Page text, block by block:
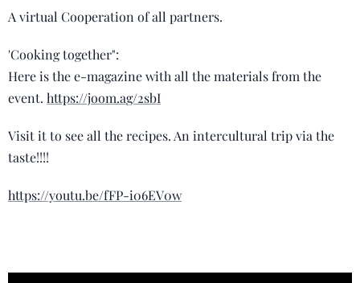
A virtual Cooperation of all partners.
'Cooking together":
Here is the e-magazine with all the materials from the
event. https://joom.ag/2sbI
Visit it to see all the recipes. An intercultural trip via the
taste!!!!
https://youtu.be/fFP-i06EV0w